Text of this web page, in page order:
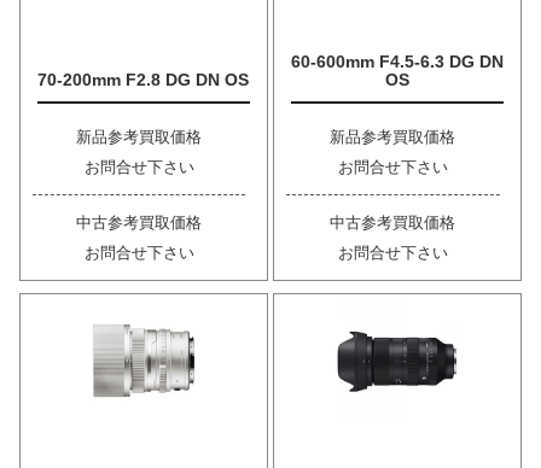
70-200mm F2.8 DG DN OS
新品参考買取価格
お問合せ下さい
中古参考買取価格
お問合せ下さい
60-600mm F4.5-6.3 DG DN
OS
新品参考買取価格
お問合せ下さい
中古参考買取価格
お問合せ下さい